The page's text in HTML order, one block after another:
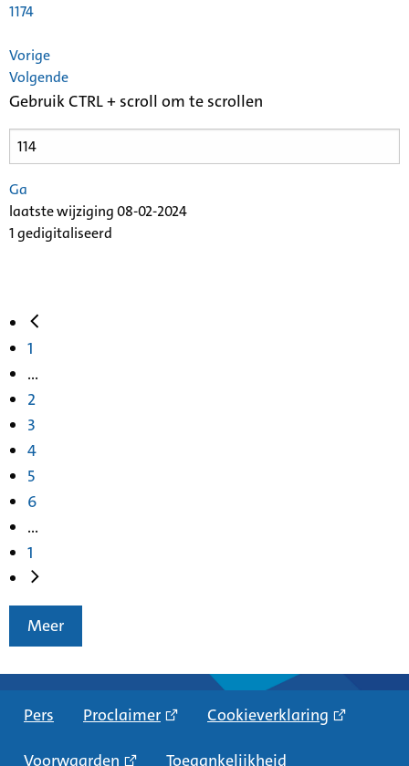
1174
Vorige
Volgende
Gebruik CTRL + scroll om te scrollen
Ga
laatste wijziging 08-02-2024
1 gedigitaliseerd
1
...
2
3
4
5
6
...
1
Meer
Pers Proclaimer Cookieverklaring
Voorwaarden Toegankelijkheid